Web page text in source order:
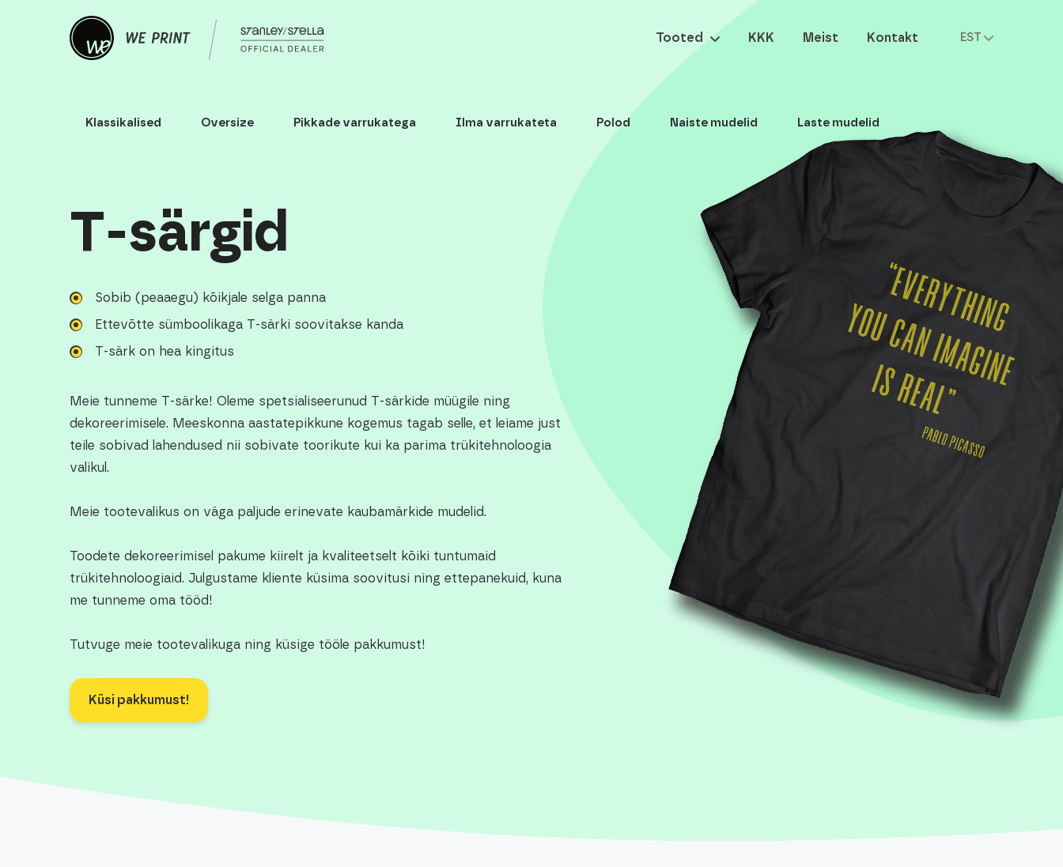
EST
Tooted KKK Meist Kontakt
Klassikalised Oversize Pikkade varrukatega Ilma varrukateta Polod Naiste mudelid Laste mudelid
T-särgid
Sobib (peaaegu) kõikjale selga panna
Ettevõtte sümboolikaga T-särki soovitakse kanda
T-särk on hea kingitus
Meie tunneme T-särke! Oleme spetsialiseerunud T-särkide müügile ning
dekoreerimisele. Meeskonna aastatepikkune kogemus tagab selle, et leiame just
teile sobivad lahendused nii sobivate toorikute kui ka parima trükitehnoloogia
valikul.
Meie tootevalikus on väga paljude erinevate kaubamärkide mudelid.
Toodete dekoreerimisel pakume kiirelt ja kvaliteetselt kõiki tuntumaid
trükitehnoloogiaid. Julgustame kliente küsima soovitusi ning ettepanekuid, kuna
me tunneme oma tööd!
Tutvuge meie tootevalikuga ning küsige tööle pakkumust!
Küsi pakkumust!